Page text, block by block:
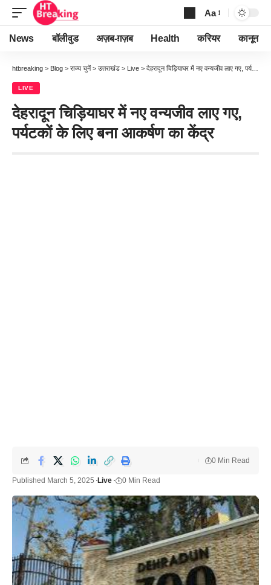
Font
Resizer
Aa
News बॉलीवुड अज़ब-ग़ज़ब Health करियर कानून
htbreaking > Blog > राज्य चुनें > उत्तराखंड > Live > देहरादून चिड़ियाघर में नए वन्यजीव लाए गए, पर्यटकों के लिए बना आकर्षण का केंद्र
LIVE
देहरादून चिड़ियाघर में नए वन्यजीव लाए गए,
पर्यटकों के लिए बना आकर्षण का केंद्र
Published March 5, 2025 Live 0 Min Read
0 Min Read